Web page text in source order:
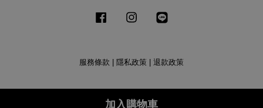
加入購物車
Facebook Instagram
服務條款 隱私政策 退款政策